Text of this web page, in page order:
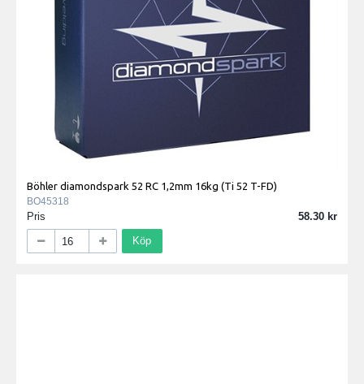
Böhler diamondspark 52 RC 1,2mm 16kg (Ti 52 T-FD)
BO45318
Pris 58.30
Köp